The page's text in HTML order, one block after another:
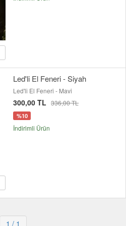
Led'li El Feneri - Siyah
Led'li El Feneri - Mavi
300,00 TL 336,00 TL
%10
İndirimli Ürün
1 / 1